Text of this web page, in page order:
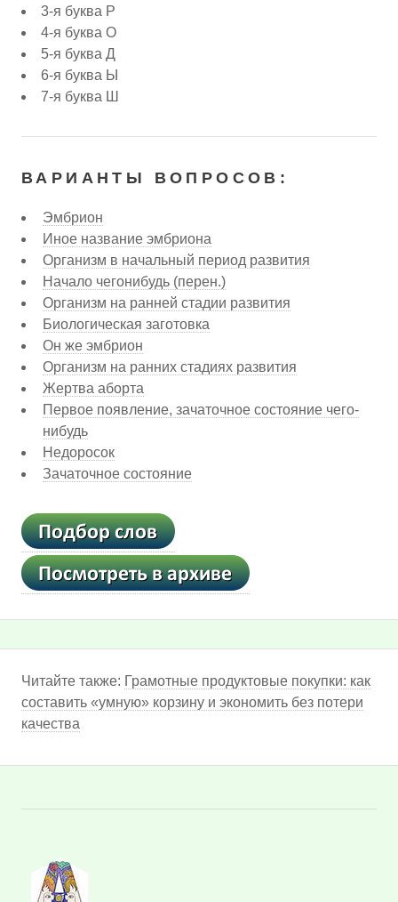
3-я буква Р
4-я буква О
5-я буква Д
6-я буква Ы
7-я буква Ш
ВАРИАНТЫ ВОПРОСОВ:
Эмбрион
Иное название эмбриона
Организм в начальный период развития
Начало чегонибудь (перен.)
Организм на ранней стадии развития
Биологическая заготовка
Он же эмбрион
Организм на ранних стадиях развития
Жертва аборта
Первое появление, зачаточное состояние чего-
нибудь
Недоросок
Зачаточное состояние
Читайте также: Грамотные продуктовые покупки: как
составить «умную» корзину и экономить без потери
качества